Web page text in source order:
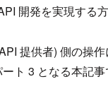
開発を実現する
提供者) 側の操作
ト 3 となる本記